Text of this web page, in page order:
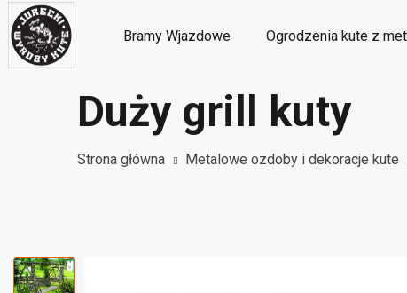
Bramy Wjazdowe Ogrodzenia kute z
Metalowe ozdoby i dekoracje kute
Duży grill kuty
Strona główna Metalowe ozdoby i dekoracje kute